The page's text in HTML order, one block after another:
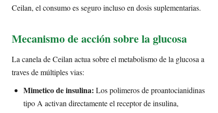
Ceilan, el consumo es seguro incluso en dosis suplementarias.
Mecanismo de acción sobre la glucosa
La canela de Ceilan actua sobre el metabolismo de la glucosa a
traves de múltiples vias:
Mimetico de insulina: Los polimeros de proantocianidinas
tipo A activan directamente el receptor de insulina,